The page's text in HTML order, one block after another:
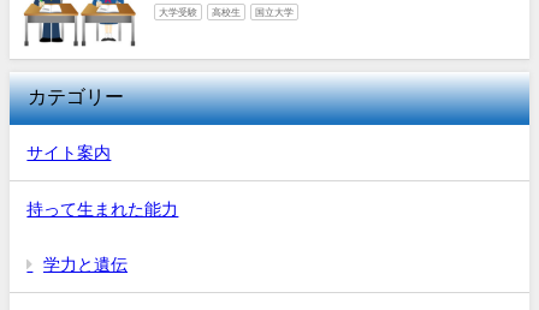
大学受験 高校生 国立大学
カテゴリー
サイト案内
持って生まれた能力
学力と遺伝